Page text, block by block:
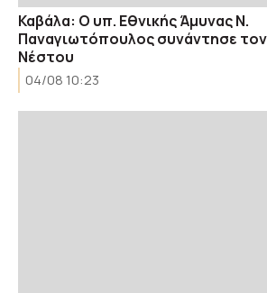
Καβάλα: Ο υπ. Εθνικής Άμυνας Ν.
Παναγιωτόπουλος συνάντησε
Νέστου
04/08 10:23